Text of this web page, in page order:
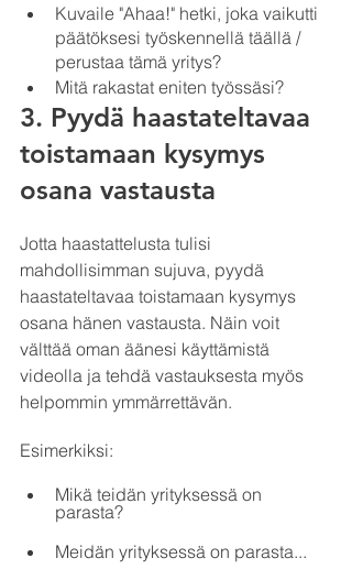
Kuvaile "Ahaa!" hetki, joka vaikutti
päätöksesi työskennellä täällä /
perustaa tämä yritys?
Mitä rakastat eniten työssäsi?
3. Pyydä haastateltavaa
toistamaan kysymys
osana vastausta
Jotta haastattelusta tulisi
mahdollisimman sujuva, pyydä
haastateltavaa toistamaan kysymys
osana hänen vastausta. Näin voit
välttää oman äänesi käyttämistä
videolla ja tehdä vastauksesta myös
helpommin ymmärrettävän.
Esimerkiksi:
Mikä teidän yrityksessä on
parasta?
Meidän yrityksessä on parasta...